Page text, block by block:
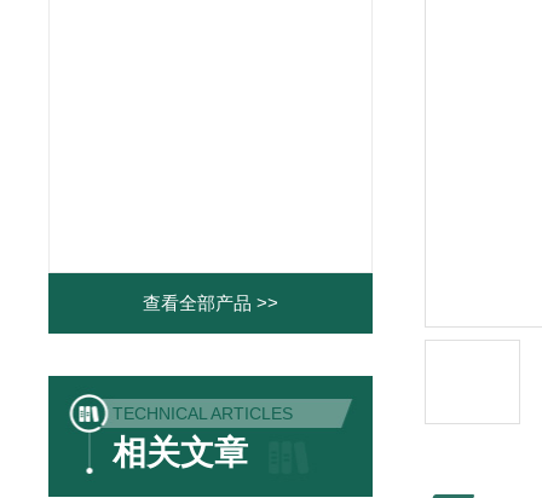
查看全部产品 >>
TECHNICAL ARTICLES
相关文章